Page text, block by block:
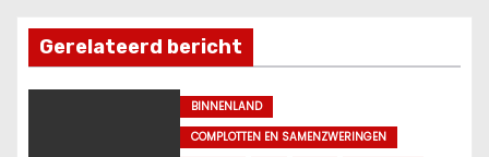
n
a
Gerelateerd bericht
BINNENLAND
COMPLOTTEN EN SAMENZWERINGEN